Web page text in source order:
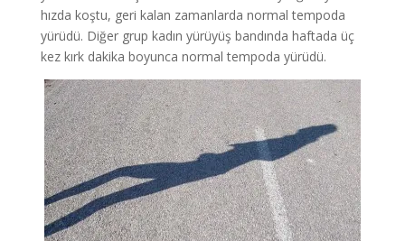
hızda koştu, geri kalan zamanlarda normal tempoda
yürüdü. Diğer grup kadın yürüyüş bandında haftada üç
kez kırk dakika boyunca normal tempoda yürüdü.